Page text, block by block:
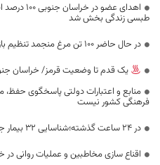
اهدای عضو
طبسی زندگی بخش شد
در حال حاضر ۱۰۰ تن مرغ منجمد تنظیم بازار درخراسان جنوبی آماده توزیع است
یک قدم تا وضعیت قرمز/ خراسان
منابع و اعتبارات دولتی پاسخگوی حفظ،
فرهنگی کشور نیست
در 24 ساعت گذشته؛شناسایی 32 بیمار جدید کرونا در خراسان جنوبی
اقناع سازی مخاطبین و عملیات روانی در